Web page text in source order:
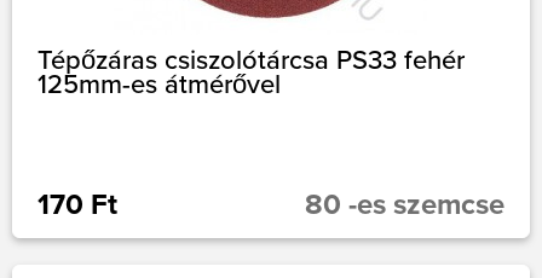
Tépőzáras csiszolótárcsa PS33 fehér
125mm-es átmérővel
170 Ft 80 -es szemcse